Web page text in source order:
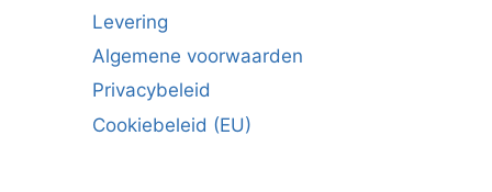
Levering
Algemene voorwaarden
Privacybeleid
Cookiebeleid (EU)